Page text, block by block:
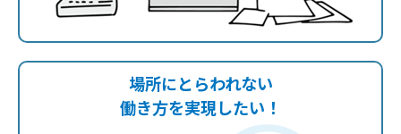
場所にとらわれない
働き方を実現したい！